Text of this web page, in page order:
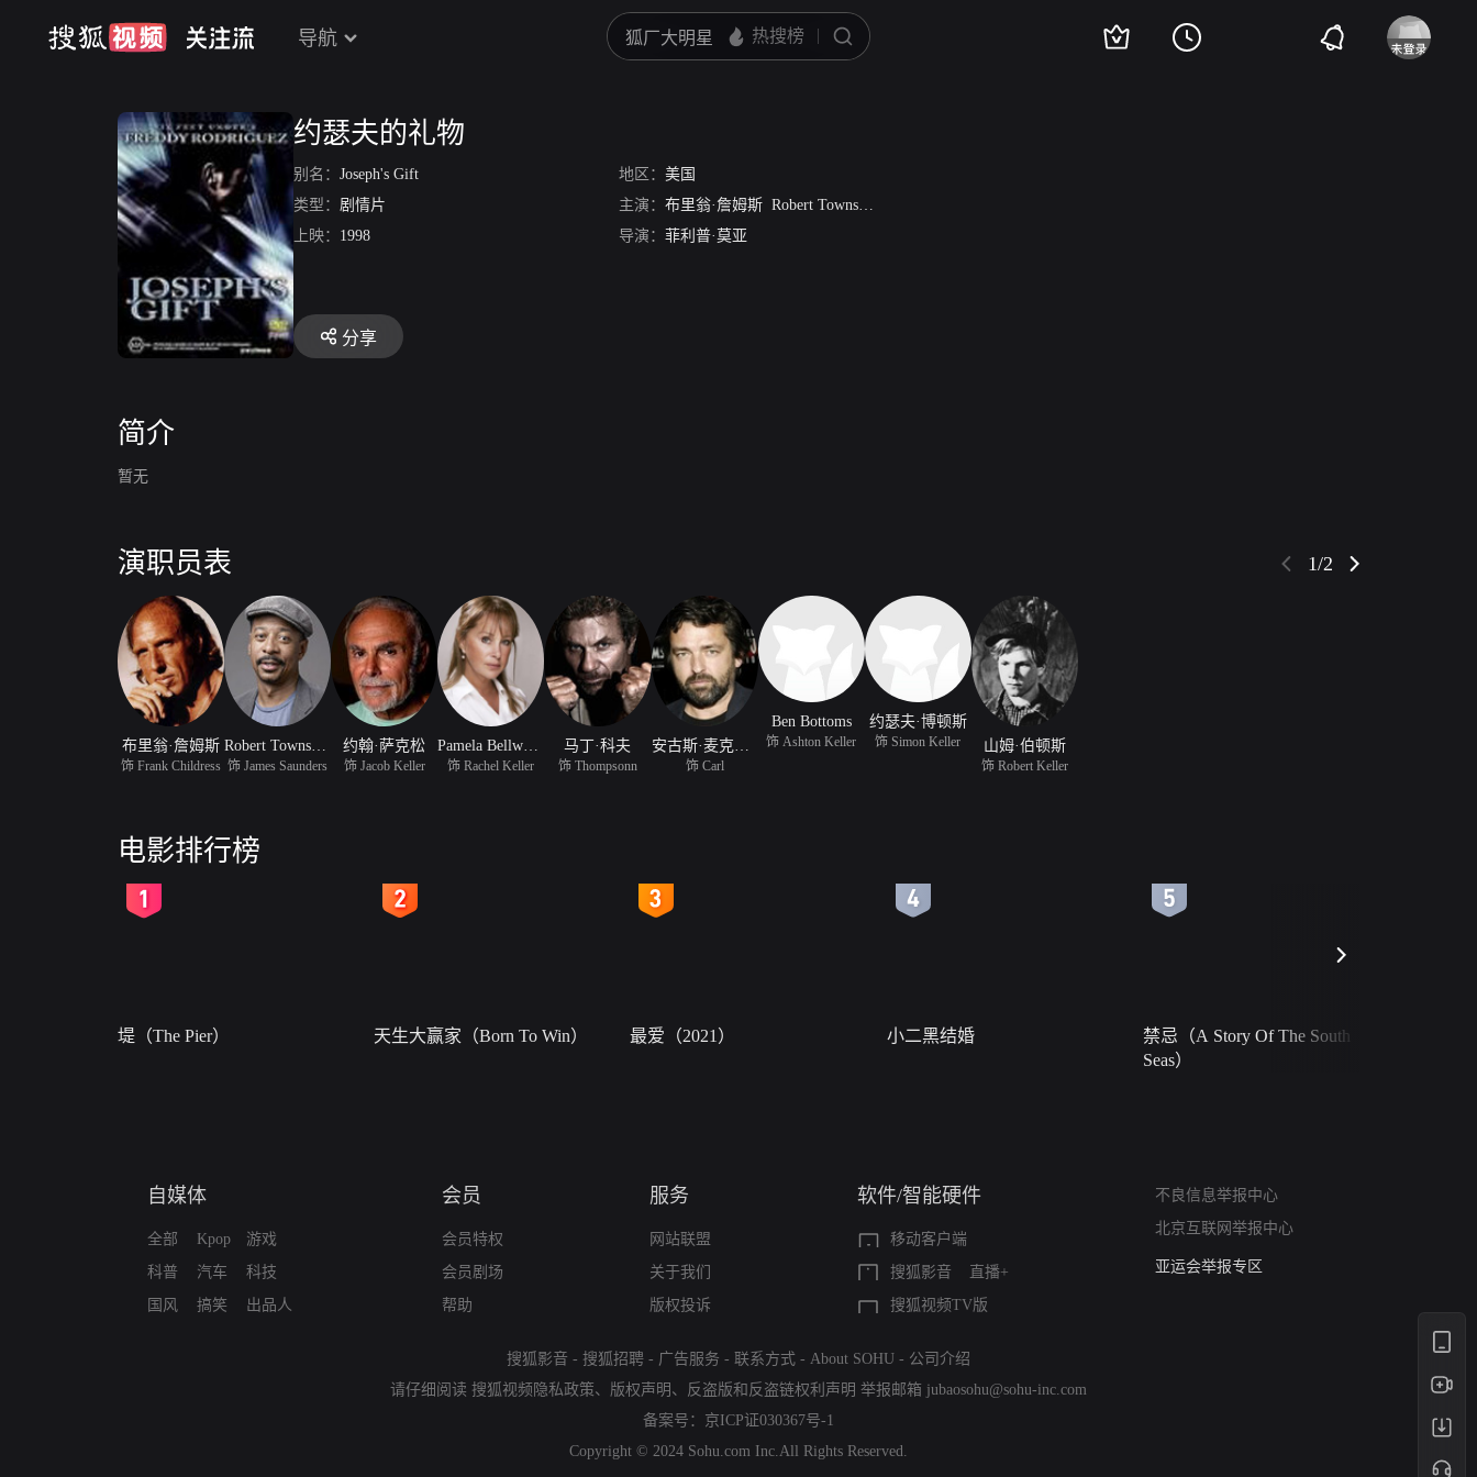
导航
约瑟夫的礼物
别名： Joseph's Gift 地区： 美国
类型： 剧情片 主演： 布里翁·詹姆斯 Robert Townsend
上映： 1998 导演： 菲利普·莫亚
分享
简介
暂无
演职员表 1/2
布里翁·詹姆斯
饰 Frank Childress 饰 James Saunders
约翰·萨克松
饰 Jacob Keller 饰 Rachel Keller
马丁·科夫
饰 Thompsonn 饰 Carl
Ben Bottoms
饰 Ashton Keller
约瑟夫·博顿斯
饰 Simon Keller 山姆·伯顿斯
饰 Robert Keller
电影排行榜
堤（The Pier） 天生大赢家（Born To Win） 最爱（2021） 小二黑结婚
禁忌（A Story Of The South
Seas）
自媒体
全部
科普
国风
Kpop
汽车
搞笑
游戏
科技
出品人
会员
会员特权
会员剧场
帮助
服务
网站联盟
关于我们
版权投诉
软件/智能硬件
移动客户端
搜狐影音
直播+
搜狐视频TV版
不良信息举报中心
北京互联网举报中心
算法推荐专项举报
亚运会举报专区
搜狐影音 - 搜狐招聘 - 广告服务 - 联系方式 - About SOHU - 公司介绍
请仔细阅读 搜狐视频隐私政策、 版权声明 、 反盗版和反盗链权利声明 举报邮箱 jubaosohu@sohu-inc.com
备案号： 京ICP证030367号-1
Copyright © 2024 Sohu.com Inc.All Rights Reserved.